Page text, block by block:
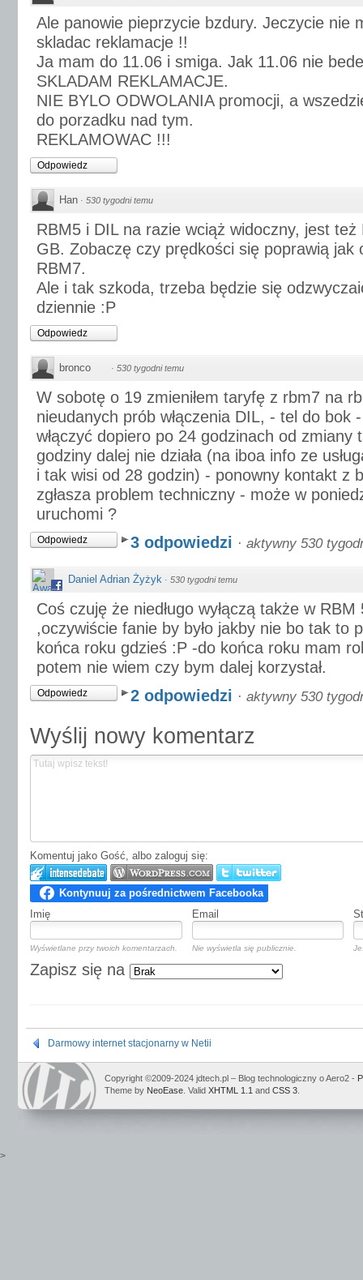
Ale panowie pieprzycie bzdury. Jeczycie nie
skladac reklamacje !!
Ja mam do 11.06 i smiga. Jak 11.06 nie
SKLADAM REKLAMACJE.
NIE BYLO ODWOLANIA promocji, a
do porzadku nad tym.
REKLAMOWAC !!!
Odpowiedz
Han · 530 tygodni temu
RBM5 i DIL na razie wciąż widoczny, jest też
GB. Zobaczę czy prędkości się poprawią jak
RBM7.
Ale i tak szkoda, trzeba będzie się
dziennie :P
Odpowiedz
bronco · 530 tygodni temu
W sobotę o 19 zmieniłem taryfę z rbm7 na
nieudanych prób włączenia DIL, - tel do bok
włączyć dopiero po 24 godzinach od zmiany
godziny dalej nie działa (na iboa info ze
i tak wisi od 28 godzin) - ponowny kontakt z
zgłasza problem techniczny - może w
uruchomi ?
Odpowiedz 3 odpowiedzi · aktywny 530
Daniel Adrian Żyżyk · 530 tygodni temu
Coś czuję że niedługo wyłączą także w
,oczywiście fanie by było jakby nie bo tak to
końca roku gdzieś :P -do końca roku mam
potem nie wiem czy bym dalej korzystał.
Odpowiedz 2 odpowiedzi · aktywny 530
Wyślij nowy komentarz
Komentuj jako Gość, albo zaloguj się:
Imię Email
Wyświetlane przy twoich komentarzach. Nie wyświetla się publicznie.
Zapisz się na
Darmowy internet stacjonarny w Netii
Copyright ©2009-2024 jdtech.pl – Blog technologiczny o Aero2 -
Theme by NeoEase . Valid XHTML 1.1 and CSS 3
>